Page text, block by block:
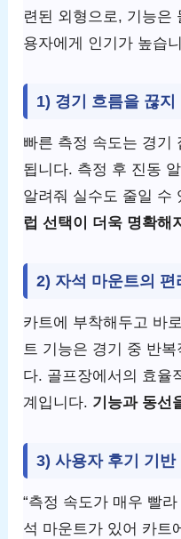
련된 외형으로, 기능은
용자에게 인기가 높습
1) 경기 흐름을 끊지
빠른 측정 속도는 경기
됩니다. 측정 후 진동
알려줘 실수도 줄일 수
럽 선택이 더욱 명확해
2) 자석 마운트의 편
카트에 부착해두고 바
트 기능은 경기 중 반
다. 골프장에서의 효율
계입니다. 기능과 동선
3) 사용자 후기 기반
“측정 속도가 매우 빨
석 마운트가 있어 카트